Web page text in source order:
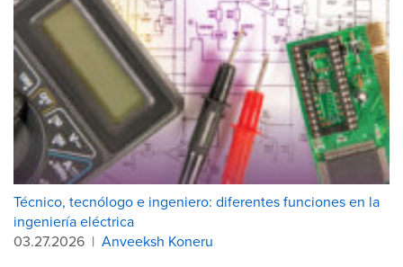
Técnico, tecnólogo e ingeniero: diferentes funciones en la
ingeniería eléctrica
03.27.2026 | Anveeksh Koneru